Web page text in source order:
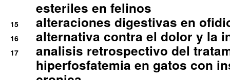
esteriles en felinos
15 alteraciones digestivas en
16 alternativa contra el dolor y la
17
analisis retrospectivo del
hiperfosfatemia en gatos con